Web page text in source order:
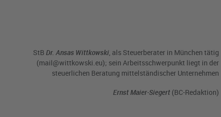
StB Dr. Ansas Wittkowski, als Steuerberater in München tätig
(mail@wittkowski.eu); sein Arbeitsschwerpunkt liegt in der
steuerlichen Beratung mittelständischer Unternehmen
Ernst Maier-Siegert(BC-Redaktion)